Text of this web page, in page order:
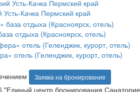
Усть-Качка Пермский край
отдыха (Красноярск, отель)
отель (Геленджик, курорт, отель)
Заявка на бронирование
"Единый центр бронирования